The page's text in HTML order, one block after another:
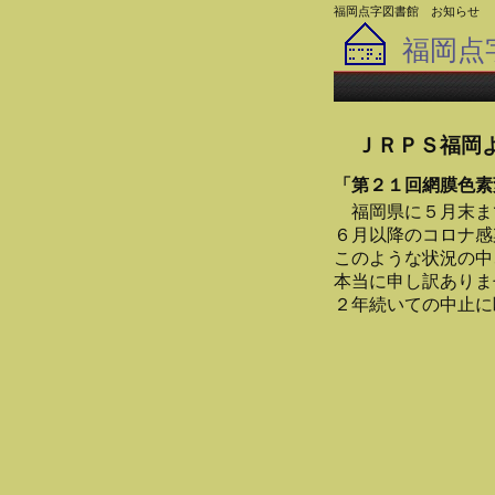
福岡点字図書館 お知らせ
福岡点
ＪＲＰＳ福岡
「第２１回網膜色
福岡県に５月末ま
６月以降のコロナ
このような状況の
本当に申し訳あり
２年続いての中止